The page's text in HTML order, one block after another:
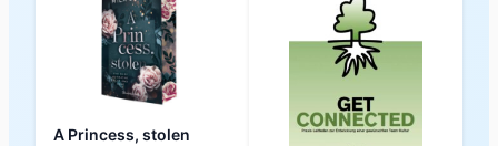
A Princess, stolen